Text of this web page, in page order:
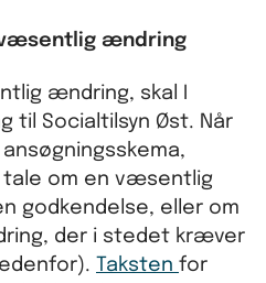
væsentlig ændring
ændring, skal I
til Socialtilsyn Øst. Når
tale om en væsentlig
godkendelse, eller om
der i stedet kræver
Taksten for